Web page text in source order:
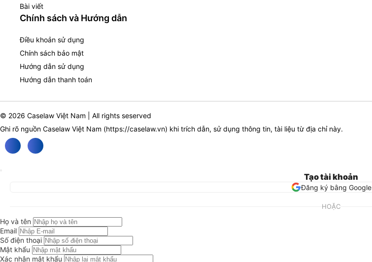
Bài viết
Chính sách và Hướng dẫn
Điều khoản sử dụng
Chính sách bảo mật
Hướng dẫn sử dụng
Hướng dẫn thanh toán
© 2026 Caselaw Việt Nam | All rights seserved
Ghi rõ nguồn Caselaw Việt Nam (https://caselaw.vn) khi trích dẫn, sử dụng thông tin, tài liệu từ địa chỉ này.
Tạo tài khoản
Đăng ký bằng Google
HOẶC
Họ và tên
Email
Số điện thoại
Mật khẩu
Xác nhận mật khẩu